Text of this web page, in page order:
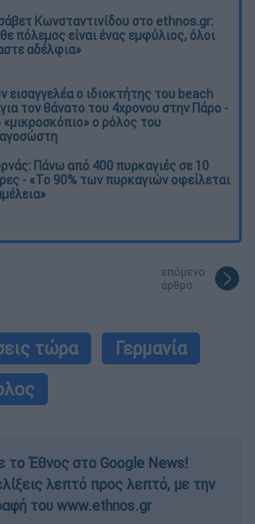
Κωνσταντινίδου στο ethnos.gr:
πόλεμος είναι ένας εμφύλιος, όλοι
αδέλφια»
εισαγγελέα ο ιδιοκτήτης του beach
τον θάνατο του 4χρονου στην Πάρο -
«μικροσκόπιο» ο ρόλος του
Πάνω από 400 πυρκαγιές σε 10
- «Το 90% των πυρκαγιών οφείλεται
επόμενο
άρθρο
τώρα
Γερμανία
το Έθνος στο Google News!
λεπτό προς λεπτό, με την
του www.ethnos.gr